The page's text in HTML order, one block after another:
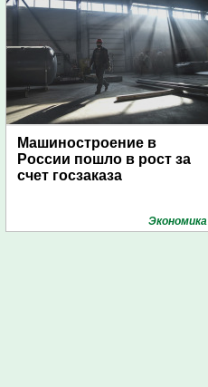
Машиностроение в
России пошло в рост за
счет госзаказа
Экономика